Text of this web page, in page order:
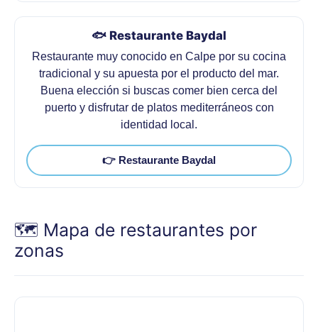
🐟 Restaurante Baydal
Restaurante muy conocido en Calpe por su cocina
tradicional y su apuesta por el producto del mar.
Buena elección si buscas comer bien cerca del
puerto y disfrutar de platos mediterráneos con
identidad local.
👉 Restaurante Baydal
🗺️ Mapa de restaurantes por
zonas